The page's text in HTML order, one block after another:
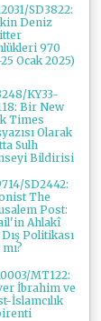
SD3822:
Deniz
970
Ocak 2025)
KY33-
Bir New
Times
Olarak
Sulh
Bildirisi
SD2442:
The
Post:
Ahlakî
Politikası
MT122:
İbrahim ve
İslamcılık